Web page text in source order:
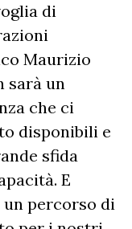
di
Maurizio
sarà un
che ci
disponibili e
sfida
E
percorso di